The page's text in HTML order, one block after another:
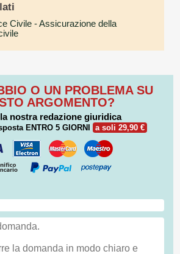
Civile - Assicurazione della
O UN PROBLEMA SU
ARGOMENTO?
nostra redazione giuridica
ENTRO 5 GIORNI a soli 29,90 €